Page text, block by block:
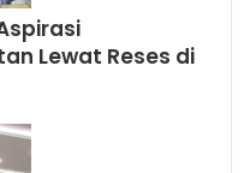
Ikuti
Tingkatkan
Rakyat